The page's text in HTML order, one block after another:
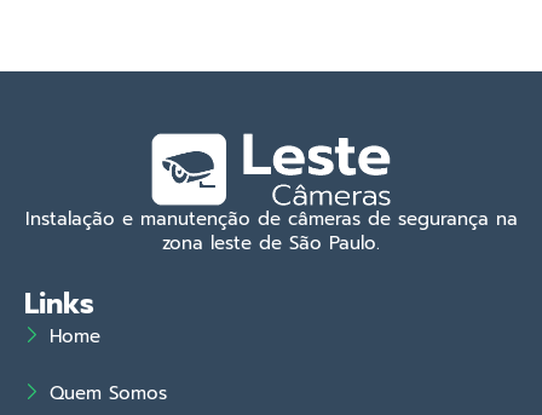
Instalação e manutenção de câmeras de segurança na
zona leste de São Paulo.
Links
Home
Quem Somos